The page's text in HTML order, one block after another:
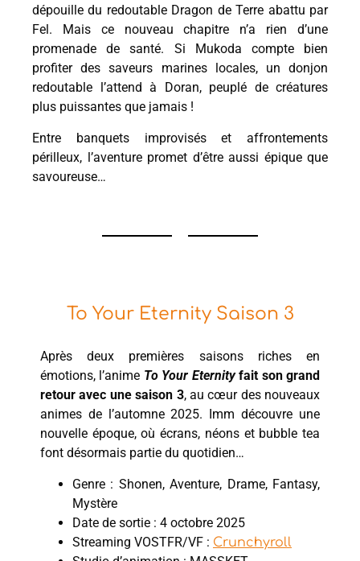
dépouille du redoutable Dragon de Terre abattu par
Fel. Mais ce nouveau chapitre n’a rien d’une
promenade de santé. Si Mukoda compte bien
profiter des saveurs marines locales, un donjon
redoutable l’attend à Doran, peuplé de créatures
plus puissantes que jamais !
Entre banquets improvisés et affrontements
périlleux, l’aventure promet d’être aussi épique que
savoureuse…
To Your Eternity Saison 3
Après deux premières saisons riches en
émotions, l’anime To Your Eternityfait son grand
retour avec une saison 3, au cœur des nouveaux
animes de l’automne 2025. Imm découvre une
nouvelle époque, où écrans, néons et bubble tea
font désormais partie du quotidien…
Genre : Shonen, Aventure, Drame, Fantasy,
Mystère
Date de sortie : 4 octobre 2025
Streaming VOSTFR/VF : Crunchyroll